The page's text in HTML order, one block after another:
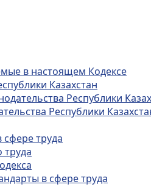
в настоящем Кодексе
Казахстан
Республики
Республики
труда
труда
в сфере труда